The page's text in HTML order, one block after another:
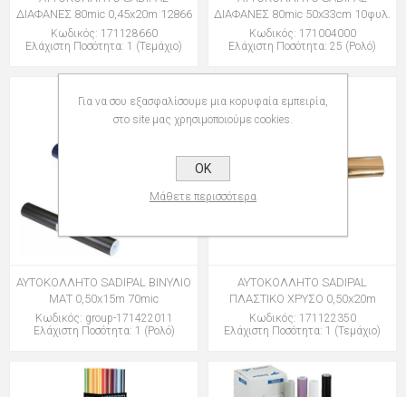
ΔΙΑΦΑΝΕΣ 80mic 0,45x20m 12866
Κωδικός: 171128660
Ελάχιστη Ποσότητα: 1 (Τεμάχιο)
ΔΙΑΦΑΝΕΣ 80mic 50x33cm 10φυλ.
Κωδικός: 171004000
Ελάχιστη Ποσότητα: 25 (Ρολό)
ΑΥΤΟΚΟΛΛΗΤΟ SADIPAL ΒΙΝΥΛΙΟ
ΜΑΤ 0,50x15m 70mic
Κωδικός: group-171422011
Ελάχιστη Ποσότητα: 1 (Ρολό)
ΑΥΤΟΚΟΛΛΗΤΟ SADIPAL
ΠΛΑΣΤΙΚΟ ΧΡΥΣΟ 0,50x20m
Κωδικός: 171122350
Ελάχιστη Ποσότητα: 1 (Τεμάχιο)
Για να σου εξασφαλίσουμε μια κορυφαία εμπειρία,
στο site μας χρησιμοποιούμε cookies.
OK
Μάθετε περισσότερα